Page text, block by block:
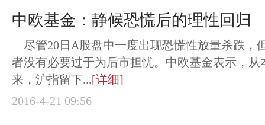
中欧基金：静候恐慌后的理性回归
尽管20日A股盘中一度出现恐慌性放量杀跌，
者没有必要过于为后市担忧。中欧基金表示，从
来，沪指留下...[详细]
2016-4-21 09:56